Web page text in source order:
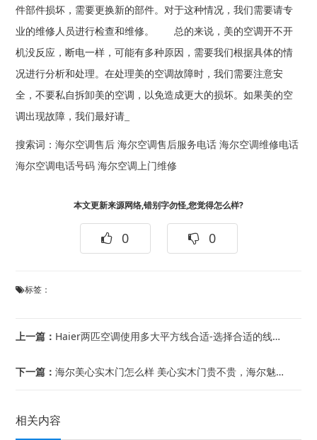
件部件损坏，需要更换新的部件。对于这种情况，我们需要请专
业的维修人员进行检查和维修。 总的来说，美的空调开不开
机没反应，断电一样，可能有多种原因，需要我们根据具体的情
况进行分析和处理。在处理美的空调故障时，我们需要注意安
全，不要私自拆卸美的空调，以免造成更大的损坏。如果美的空
调出现故障，我们最好请_
搜索词：海尔空调售后 海尔空调售后服务电话 海尔空调维修电话
海尔空调电话号码 海尔空调上门维修
本文更新来源网络,错别字勿怪,您觉得怎么样?
0 0
标签：
上一篇： Haier两匹空调使用多大平方线合适-选择合适的线缆规格的好处_Haier两匹空...
下一篇：海尔美心实木门怎么样 美心实木门贵不贵，海尔魅洁空调清洁剂怎么使用-魅洁空调清洁...
相关内容